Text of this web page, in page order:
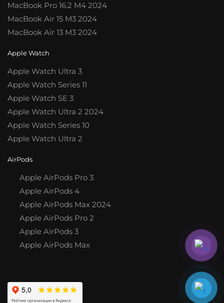
MacBook Pro 16.2 M4 2024
MacBook Air 15 M3 2024
MacBook Air 13 M3 2024
Apple Watch
Apple Watch Ultra 3
Apple Watch Series 11
Apple Watch SE 3
Apple Watch Ultra 2 2024
Apple Watch Series 10
Apple Watch Ultra 2
AirPods
Apple AirPods Pro 3
Apple AirPods 4
Apple AirPods Max 2024
Apple AirPods Pro 2
Apple AirPods 3
Apple AirPods Max